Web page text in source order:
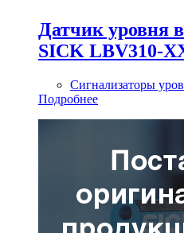
Датчик уровня
SICK LBV310-
Сигнализаторы
Подробнее